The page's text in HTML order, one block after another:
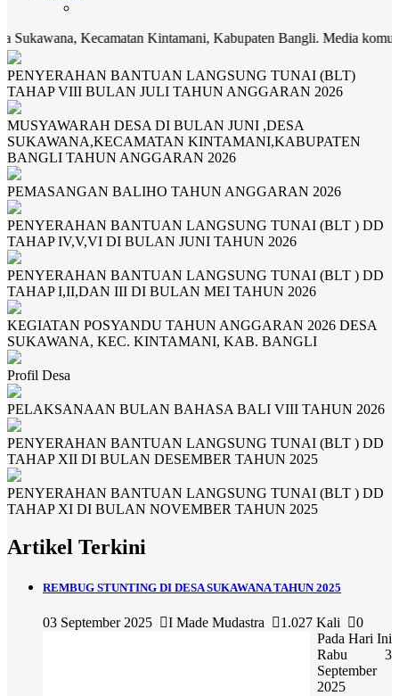
Kintamani, Kabupaten Bangli. Media komunikasi dan
PENYERAHAN BANTUAN LANGSUNG TUNAI (BLT)
TAHAP VIII BULAN JULI TAHUN ANGGARAN 2026
MUSYAWARAH DESA DI BULAN JUNI ,DESA
SUKAWANA,KECAMATAN KINTAMANI,KABUPATEN
BANGLI TAHUN ANGGARAN 2026
PEMASANGAN BALIHO TAHUN ANGGARAN 2026
PENYERAHAN BANTUAN LANGSUNG TUNAI (BLT ) DD
TAHAP IV,V,VI DI BULAN JUNI TAHUN 2026
PENYERAHAN BANTUAN LANGSUNG TUNAI (BLT ) DD
TAHAP I,II,DAN III DI BULAN MEI TAHUN 2026
KEGIATAN POSYANDU TAHUN ANGGARAN 2026 DESA
SUKAWANA, KEC. KINTAMANI, KAB. BANGLI
Profil Desa
PELAKSANAAN BULAN BAHASA BALI VIII TAHUN 2026
PENYERAHAN BANTUAN LANGSUNG TUNAI (BLT ) DD
TAHAP XII DI BULAN DESEMBER TAHUN 2025
PENYERAHAN BANTUAN LANGSUNG TUNAI (BLT ) DD
TAHAP XI DI BULAN NOVEMBER TAHUN 2025
Artikel Terkini
REMBUG STUNTING DI DESA SUKAWANA TAHUN 2025
03 September 2025 I Made Mudastra 1.027 Kali
0
Pada Hari Ini
Rabu 3
September
2025